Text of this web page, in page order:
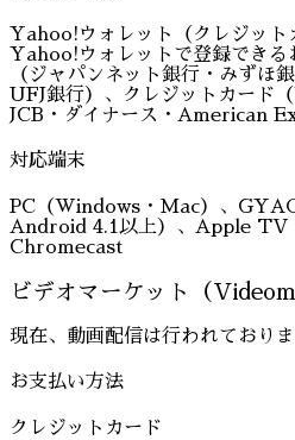
Yahoo!ウォレット（クレジット
Yahoo!ウォレットで登録できる
（ジャパンネット銀行・みずほ
UFJ銀行）、クレジットカード
JCB・ダイナース・American
対応端末
PC（Windows・Mac）、
Android 4.1以上）、Apple TV
Chromecast
ビデオマーケット（
現在、動画配信は行われておりま
お支払い方法
クレジットカード